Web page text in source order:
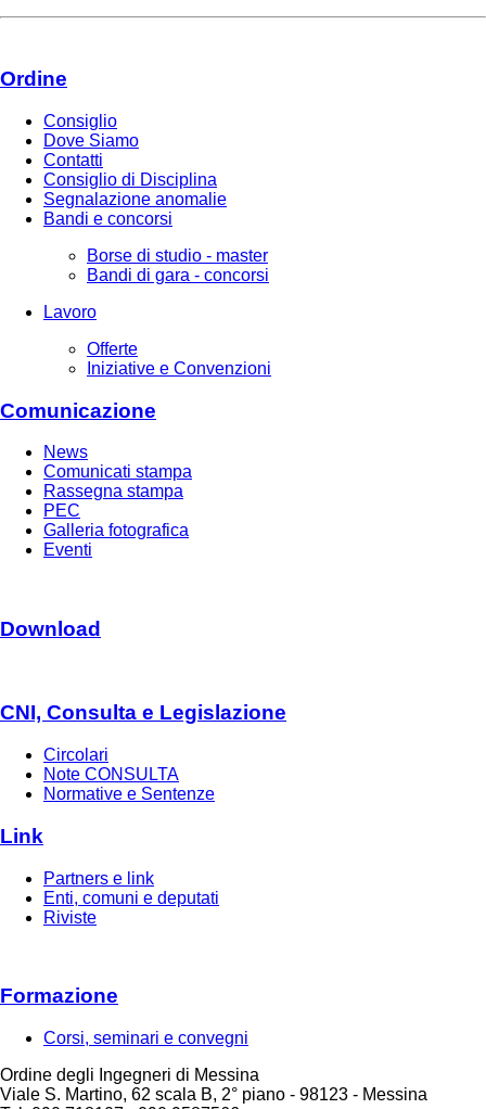
Ordine
Consiglio
Dove Siamo
Contatti
Consiglio di Disciplina
Segnalazione anomalie
Bandi e concorsi
Borse di studio - master
Bandi di gara - concorsi
Lavoro
Offerte
Iniziative e Convenzioni
Comunicazione
News
Comunicati stampa
Rassegna stampa
PEC
Galleria fotografica
Eventi
Download
CNI, Consulta e Legislazione
Circolari
Note CONSULTA
Normative e Sentenze
Link
Partners e link
Enti, comuni e deputati
Riviste
Formazione
Corsi, seminari e convegni
Ordine degli Ingegneri di Messina
Viale S. Martino, 62 scala B, 2° piano - 98123 - Messina